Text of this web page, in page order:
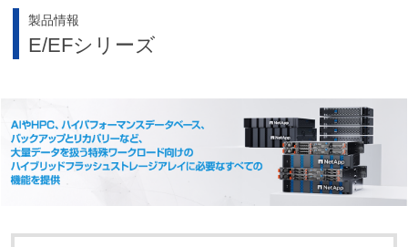
製品情報
E/EFシリーズ